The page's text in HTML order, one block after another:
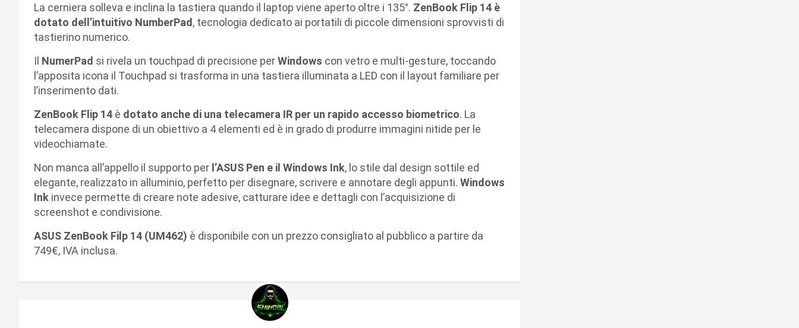
La cerniera solleva e inclina la tastiera quando il laptop viene aperto oltre i 135°. ZenBook Flip 14 è
dotato dell’intuitivo NumberPad , tecnologia dedicato ai portatili di piccole dimensioni sprovvisti di
tastierino numerico.
Il NumerPad si rivela un touchpad di precisione perWindows con vetro e multi-gesture, toccando
l’apposita icona il Touchpad si trasforma in una tastiera illuminata a LED con il layout familiare per
l’inserimento dati.
ZenBook Flip 14 è dotato anche di una telecamera IR per un rapido accesso biometrico. La
telecamera dispone di un obiettivo a 4 elementi ed è in grado di produrre immagini nitide per le
videochiamate.
Non manca all’appello il supporto per l’ASUS Pen e il Windows Ink, lo stile dal design sottile ed
elegante, realizzato in alluminio, perfetto per disegnare, scrivere e annotare degli appunti. Windows
Ink invece permette di creare note adesive, catturare idee e dettagli con l’acquisizione di
screenshot e condivisione.
ASUS ZenBook Filp 14 (UM462) è disponibile con un prezzo consigliato al pubblico a partire da
749€, IVA inclusa.